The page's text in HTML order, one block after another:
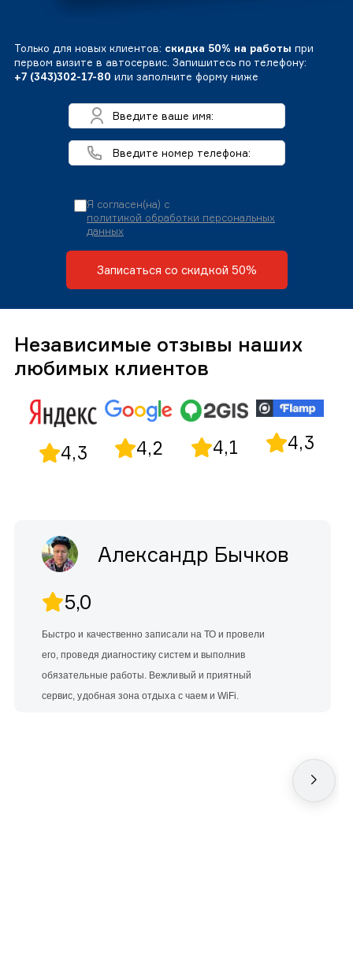
Только для новых клиентов: скидка 50% на работы при
первом визите в автосервис. Запишитесь по телефону:
+7 (343)302-17-80 или заполните форму ниже
Я согласен(на) с
политикой обработки персональных
данных
Записаться со скидкой 50%
Независимые отзывы наших
любимых клиентов
4,3 4,2 4,1 4,3
Александр Бычков
5,0
Быстро и качественно записали на ТО и провели
его, проведя диагностику систем и выполнив
обязательные работы. Вежливый и приятный
сервис, удобная зона отдыха с чаем и WiFi.